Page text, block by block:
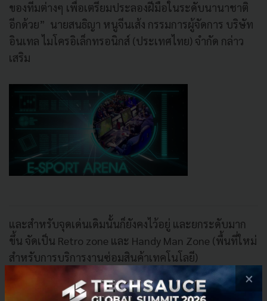
ของทีมต่างๆ เพื่อเตรียมประลองฝีมือในระดับนานาชาติ
อีกด้วย” นายสนธิญา หนูจีนเส้ง กรรมการผู้จัดการ บริษัท
อินเทล ไมโครอิเล็กทรอนิกส์ (ประเทศไทย) จำกัด กล่าว
เสริม
และสำหรับจุดเด่นเดิมนั้นก็ยังคงไว้อยู่ และยกระดับมาก
ขึ้น จัดเป็น Retro zone และ Handy Man Zone (พื้นที่ใหม่
สำหรับการบริการงานซ่อมสินค้าเทคโนโลยี)
กล่าวโดยสรุปคือ พันธุ์ทิพย์ พลาซ่า จะผสาน content
×